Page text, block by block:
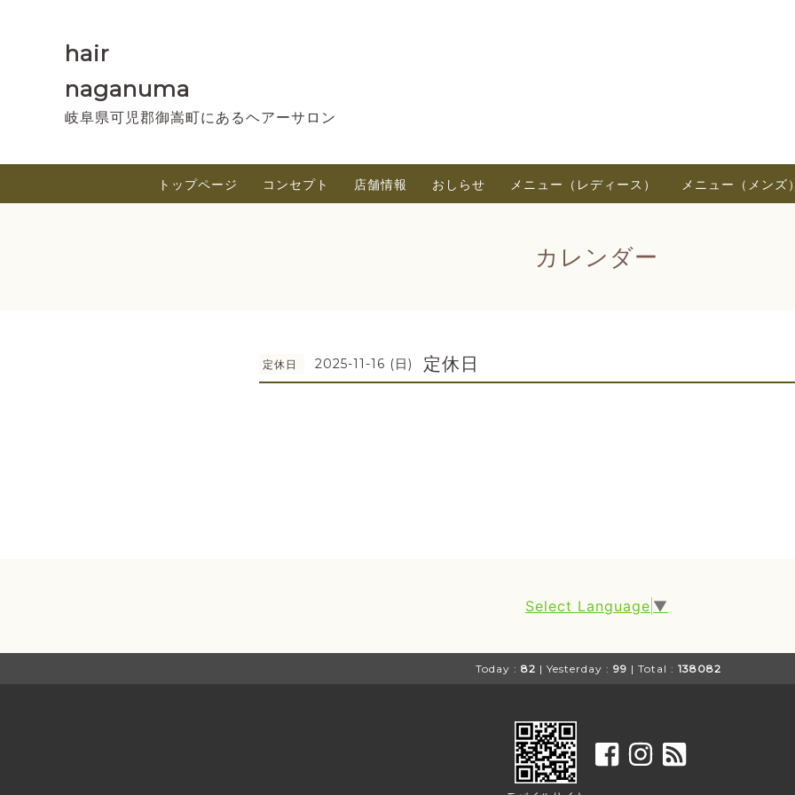
hair
naganuma
岐阜県可児郡御嵩町にあるヘアーサロン
トップページ コンセプト 店舗情報 おしらせ メニュー（レディース） メニュー（メンズ）
カレンダー
定休日 2025-11-16 (日) 定休日
Select Language ▼
Today : 82 | Yesterday : 99 | Total : 138082